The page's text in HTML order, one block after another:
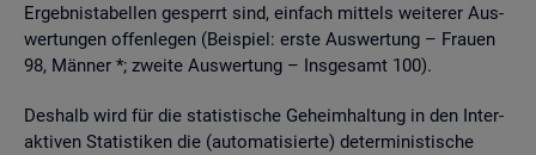
Er­geb­nis­ta­bel­len ge­sperrt sind, ein­fach mit­tels wei­te­rer Aus­
wer­tun­gen of­fen­le­gen (Bei­spiel: erste Aus­wer­tung – Frau­en
98, Män­ner *; zwei­te Aus­wer­tung – Ins­ge­samt 100).
Des­halb wird für die sta­tis­ti­sche Ge­heim­hal­tung in den In­ter­
ak­ti­ven Sta­tis­ti­ken die (au­to­ma­ti­sier­te) de­ter­mi­nis­ti­sche